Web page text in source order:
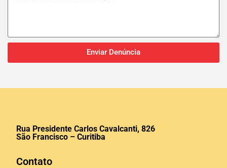
Enviar Denúncia
Rua Presidente Carlos Cavalcanti, 826
São Francisco – Curitiba
Contato